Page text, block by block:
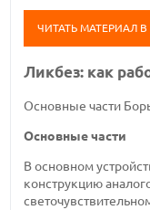
ЧИТАТЬ МАТЕРИАЛ В
Ликбез: как
Основные части
Основные части
В основном
конструкцию